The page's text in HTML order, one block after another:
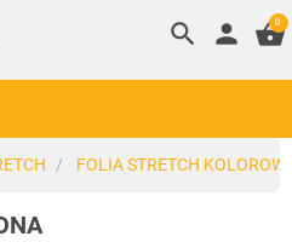
search person shopping_basket
0
FOLIA STRETCH